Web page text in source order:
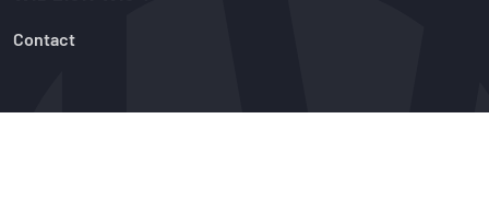
Contact